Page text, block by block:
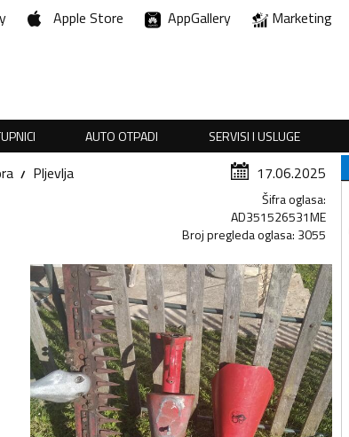
Apple Store AppGallery Marketing
AUTO OTPADI SERVISI I USLUGE
Pljevlja 17.06.2025
Šifra oglasa:
AD351526531ME
Broj pregleda oglasa: 3055